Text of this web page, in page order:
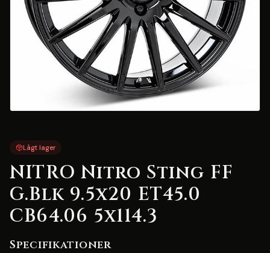
Lågt lager
NITRO Nitro Sting FF
G.Blk 9.5x20 ET45.0
CB64.06 5x114.3
Specifikationer